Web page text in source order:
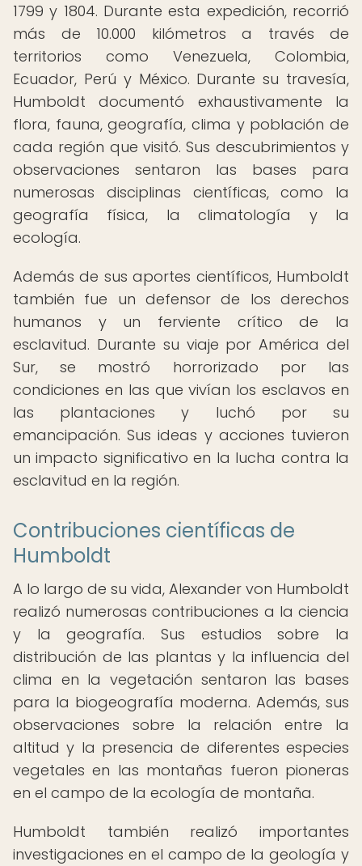
1799 y 1804. Durante esta expedición, recorrió
más de 10.000 kilómetros a través de
territorios como Venezuela, Colombia,
Ecuador, Perú y México. Durante su travesía,
Humboldt documentó exhaustivamente la
flora, fauna, geografía, clima y población de
cada región que visitó. Sus descubrimientos y
observaciones sentaron las bases para
numerosas disciplinas científicas, como la
geografía física, la climatología y la
ecología.
Además de sus aportes científicos, Humboldt
también fue un defensor de los derechos
humanos y un ferviente crítico de la
esclavitud. Durante su viaje por América del
Sur, se mostró horrorizado por las
condiciones en las que vivían los esclavos en
las plantaciones y luchó por su
emancipación. Sus ideas y acciones tuvieron
un impacto significativo en la lucha contra la
esclavitud en la región.
Contribuciones científicas de
Humboldt
A lo largo de su vida, Alexander von Humboldt
realizó numerosas contribuciones a la ciencia
y la geografía. Sus estudios sobre la
distribución de las plantas y la influencia del
clima en la vegetación sentaron las bases
para la biogeografía moderna. Además, sus
observaciones sobre la relación entre la
altitud y la presencia de diferentes especies
vegetales en las montañas fueron pioneras
en el campo de la ecología de montaña.
Humboldt también realizó importantes
investigaciones en el campo de la geología y